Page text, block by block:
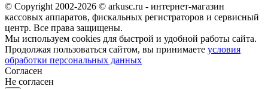
© Copyright 2002-2026 © arkusc.ru - интернет-магазин
кассовых аппаратов, фискальных регистраторов и сервисный
центр. Все права защищены.
Мы используем cookies для быстрой и удобной работы сайта.
Продолжая пользоваться сайтом, вы принимаете условия
обработки персональных данных
Согласен
Не согласен